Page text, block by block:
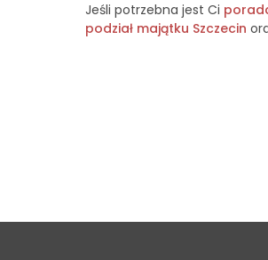
Jeśli potrzebna jest Ci
podział majątku Szczecin